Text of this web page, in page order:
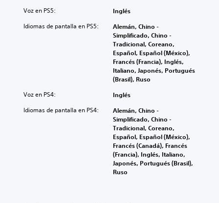
Voz en PS5: Inglés
Idiomas de pantalla en PS5:
Alemán, Chino -
Simplificado, Chino -
Tradicional, Coreano,
Español, Español (México),
Francés (Francia), Inglés,
Italiano, Japonés, Portugués
(Brasil), Ruso
Voz en PS4: Inglés
Idiomas de pantalla en PS4:
Alemán, Chino -
Simplificado, Chino -
Tradicional, Coreano,
Español, Español (México),
Francés (Canadá), Francés
(Francia), Inglés, Italiano,
Japonés, Portugués (Brasil),
Ruso